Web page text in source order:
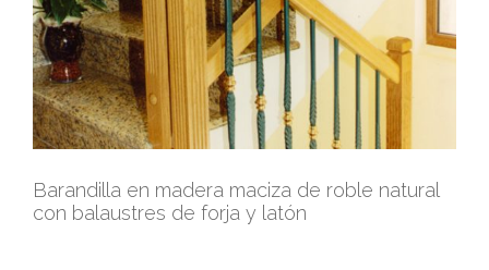
Barandilla en madera maciza de roble natural
con balaustres de forja y latón